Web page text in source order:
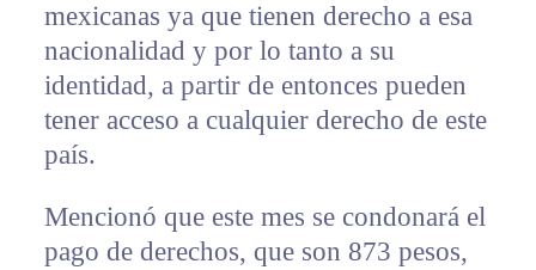
mexicanas ya que tienen derecho a esa
nacionalidad y por lo tanto a su
identidad, a partir de entonces pueden
tener acceso a cualquier derecho de este
país.
Mencionó que este mes se condonará el
pago de derechos, que son 873 pesos,